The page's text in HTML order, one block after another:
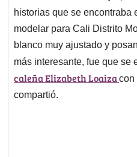
historias que se encontraba
modelar para Cali Distrito
blanco muy ajustado y
más interesante, fue que se
caleña Elizabeth Loaizacon
compartió.